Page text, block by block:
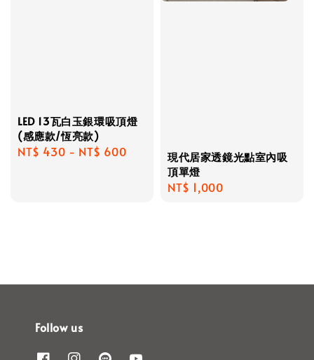
LED 13瓦白玉銀環吸頂燈
(感應款/恆亮款)
Regular
NT$ 430 - NT$ 600
現代居家透鏡光點室內吸
頂單燈
Regular
NT$ 1,000
Follow us